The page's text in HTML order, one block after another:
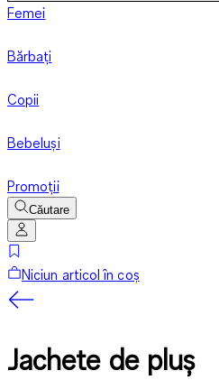
Femei
Bărbați
Copii
Bebeluși
Promoții
Căutare
Niciun articol în coș
Jachete de pluș